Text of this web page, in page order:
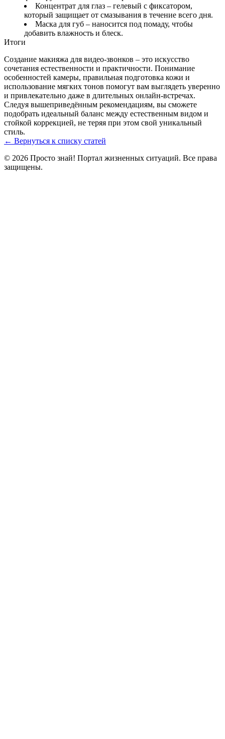
Концентрат для глаз – гелевый с фиксатором,
который защищает от смазывания в течение всего дня.
Маска для губ – наносится под помаду, чтобы
добавить влажность и блеск.
Итоги
Создание макияжа для видео-звонков – это искусство
сочетания естественности и практичности. Понимание
особенностей камеры, правильная подготовка кожи и
использование мягких тонов помогут вам выглядеть уверенно
и привлекательно даже в длительных онлайн‑встречах.
Следуя вышеприведённым рекомендациям, вы сможете
подобрать идеальный баланс между естественным видом и
стойкой коррекцией, не теряя при этом свой уникальный
стиль.
← Вернуться к списку статей
© 2026 Просто знай! Портал жизненных ситуаций. Все права
защищены.